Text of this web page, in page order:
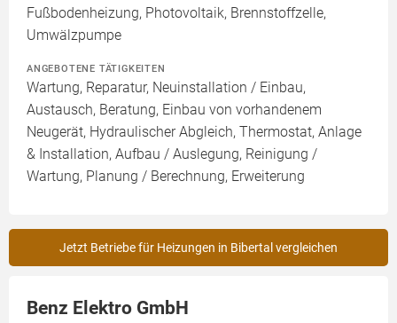
Fußbodenheizung, Photovoltaik, Brennstoffzelle,
Umwälzpumpe
ANGEBOTENE TÄTIGKEITEN
Wartung, Reparatur, Neuinstallation / Einbau,
Austausch, Beratung, Einbau von vorhandenem
Neugerät, Hydraulischer Abgleich, Thermostat, Anlage
& Installation, Aufbau / Auslegung, Reinigung /
Wartung, Planung / Berechnung, Erweiterung
Jetzt Betriebe für Heizungen in Bibertal vergleichen
Benz Elektro GmbH